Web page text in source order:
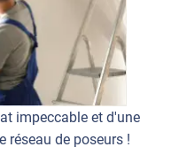
impeccable et d'une
réseau de poseurs !